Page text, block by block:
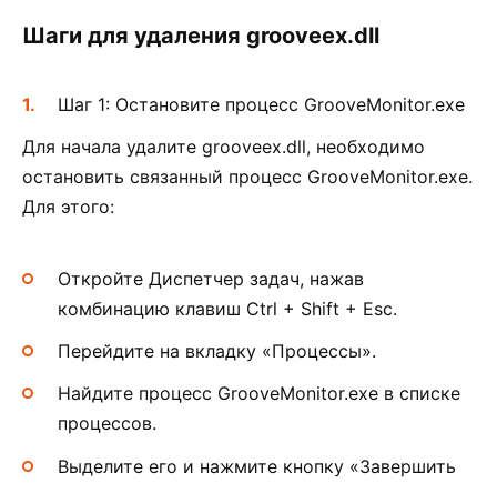
Шаги для удаления grooveex.dll
Шаг 1: Остановите процесс GrooveMonitor.exe
Для начала удалите grooveex.dll, необходимо
остановить связанный процесс GrooveMonitor.exe.
Для этого:
Откройте Диспетчер задач, нажав
комбинацию клавиш Ctrl + Shift + Esc.
Перейдите на вкладку «Процессы».
Найдите процесс GrooveMonitor.exe в списке
процессов.
Выделите его и нажмите кнопку «Завершить